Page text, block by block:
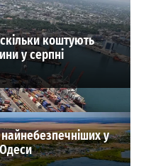
коштують
у серпні
у
Одеси